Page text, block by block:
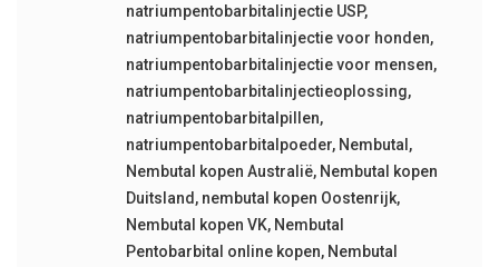
natriumpentobarbitalinjectie USP,
natriumpentobarbitalinjectie voor honden,
natriumpentobarbitalinjectie voor mensen,
natriumpentobarbitalinjectieoplossing,
natriumpentobarbitalpillen,
natriumpentobarbitalpoeder, Nembutal ,
Nembutal kopen Australië, Nembutal kopen
Duitsland , nembutal kopen Oostenrijk,
Nembutal kopen VK, Nembutal
Pentobarbital online kopen, Nembutal